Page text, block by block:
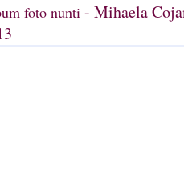
foto nunti - Mihaela